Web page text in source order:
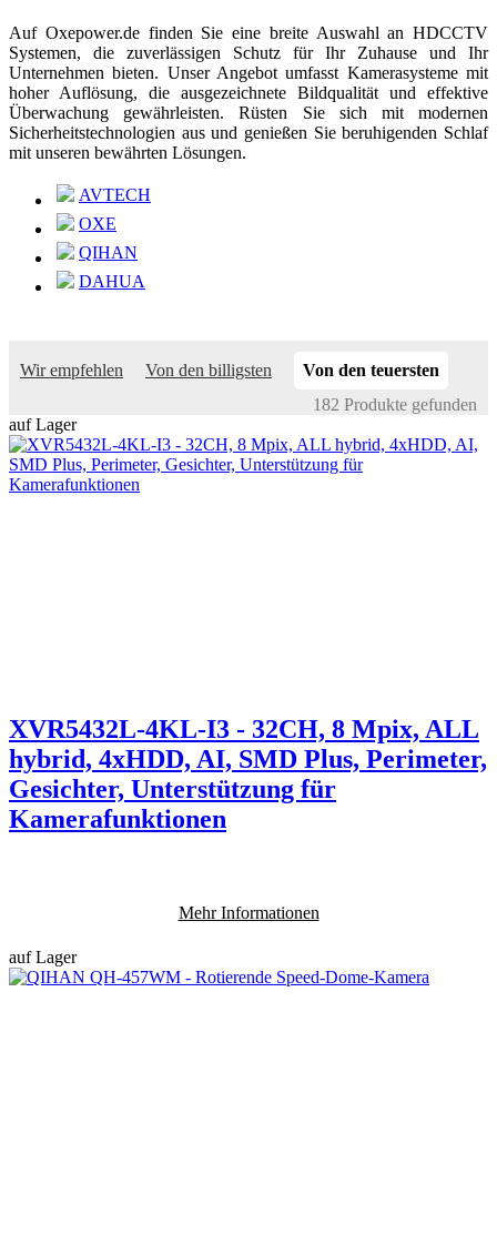
Auf Oxepower.de finden Sie eine breite Auswahl an HDCCTV
Systemen, die zuverlässigen Schutz für Ihr Zuhause und Ihr
Unternehmen bieten. Unser Angebot umfasst Kamerasysteme mit
hoher Auflösung, die ausgezeichnete Bildqualität und effektive
Überwachung gewährleisten. Rüsten Sie sich mit modernen
Sicherheitstechnologien aus und genießen Sie beruhigenden Schlaf
mit unseren bewährten Lösungen.
AVTECH
OXE
QIHAN
DAHUA
Wir empfehlen Von den billigsten
Von den teuersten
182 Produkte gefunden
auf Lager
XVR5432L-4KL-I3 - 32CH, 8 Mpix, ALL
hybrid, 4xHDD, AI, SMD Plus, Perimeter,
Gesichter, Unterstützung für
Kamerafunktionen
Mehr Informationen
auf Lager